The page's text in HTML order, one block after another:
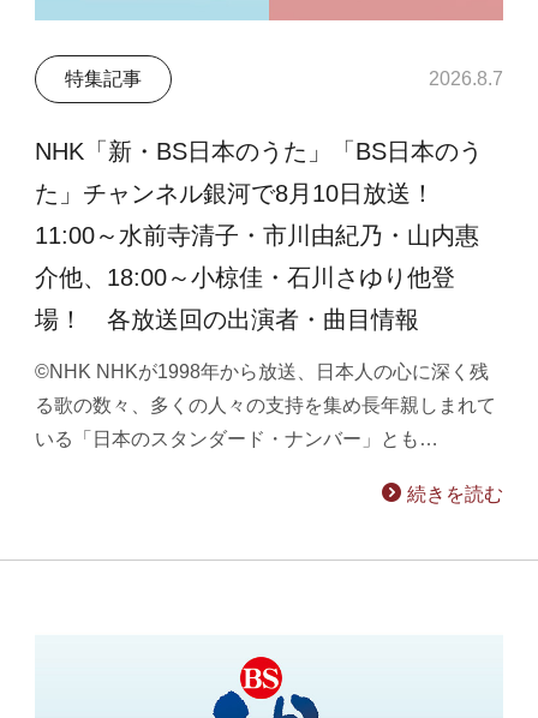
特集記事 2026.8.7
NHK「新・BS日本のうた」「BS日本のう
た」チャンネル銀河で8月10日放送！
11:00～水前寺清子・市川由紀乃・山内惠
介他、18:00～小椋佳・石川さゆり他登
場！ 各放送回の出演者・曲目情報
©NHK NHKが1998年から放送、日本人の心に深く残
る歌の数々、多くの人々の支持を集め長年親しまれて
いる「日本のスタンダード・ナンバー」とも…
続きを読む